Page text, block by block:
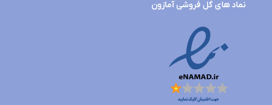
نماد های گل فروشی آمازون